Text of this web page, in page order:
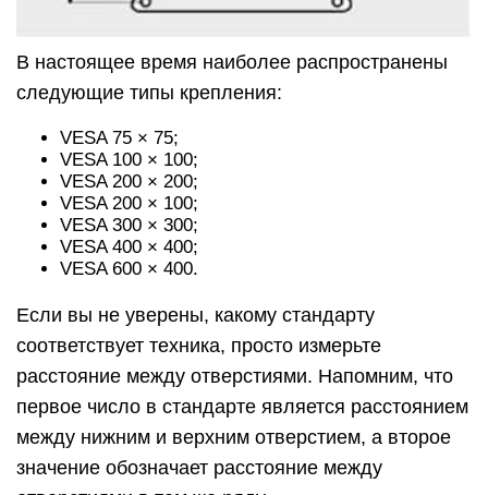
В настоящее время наиболее распространены
следующие типы крепления:
VESA 75 × 75;
VESA 100 × 100;
VESA 200 × 200;
VESA 200 × 100;
VESA 300 × 300;
VESA 400 × 400;
VESA 600 × 400.
Если вы не уверены, какому стандарту
соответствует техника, просто измерьте
расстояние между отверстиями. Напомним, что
первое число в стандарте является расстоянием
между нижним и верхним отверстием, а второе
значение обозначает расстояние между